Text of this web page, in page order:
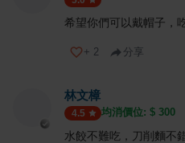
希望你們可以戴帽子，
+ 2 分享
林文樟
4.5 均消價位: $ 300
水餃不難吃，刀削麵不